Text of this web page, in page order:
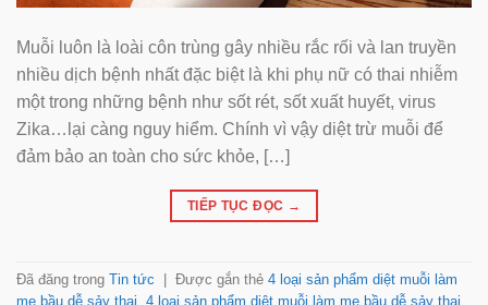
Muỗi luôn là loài côn trùng gây nhiều rắc rối và lan truyền
nhiều dịch bệnh nhất đặc biệt là khi phụ nữ có thai nhiễm
một trong những bệnh như sốt rét, sốt xuất huyết, virus
Zika…lại càng nguy hiểm. Chính vì vậy diệt trừ muỗi để
đảm bảo an toàn cho sức khỏe, […]
TIẾP TỤC ĐỌC →
Đã đăng trong Tin tức Được gắn thẻ 4 loại sản phẩm diệt muỗi làm
mẹ bầu dễ sảy thai, 4 loại sản phẩm diệt muỗi làm mẹ bầu dễ sảy thai